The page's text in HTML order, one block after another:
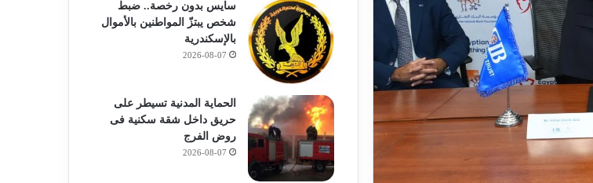
سايس بدون رخصة.. ضبط
شخص يبتزّ المواطنين بالأموال
بالإسكندرية
2026-08-07
الحماية المدنية تسيطر على
حريق داخل شقة سكنية فى
روض الفرج
2026-08-07